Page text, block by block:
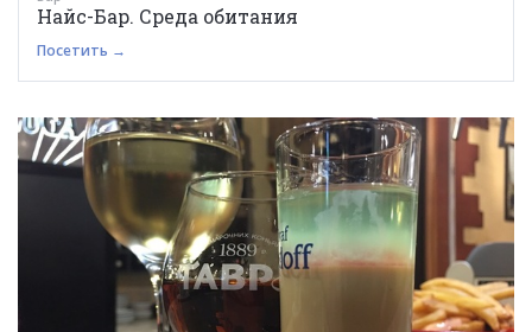
Найс-Бар. Среда обитания
Посетить →